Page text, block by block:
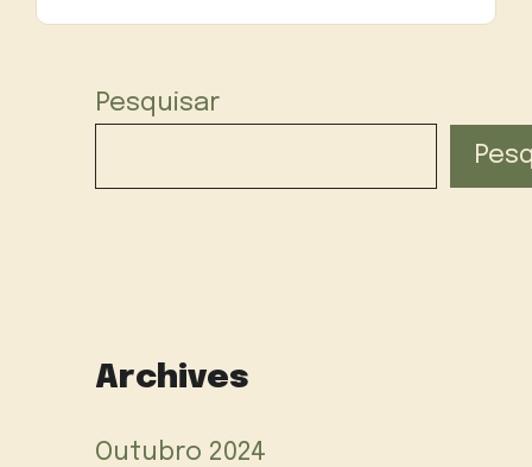
Pesquisar
Archives
Outubro 2024